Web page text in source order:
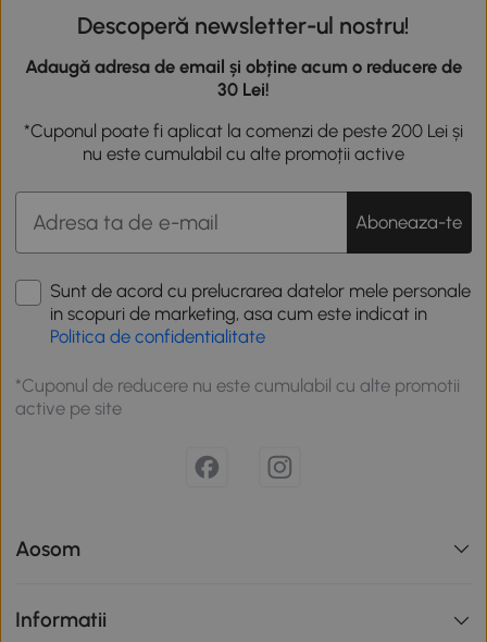
Descoperă newsletter-ul nostru!
Adaugă adresa de email și obține acum o reducere de
30 Lei!
*Cuponul poate fi aplicat la comenzi de peste 200 Lei și
nu este cumulabil cu alte promoții active
Aboneaza-te
Sunt de acord cu prelucrarea datelor mele personale
in scopuri de marketing, asa cum este indicat in
Politica de confidentialitate
*Cuponul de reducere nu este cumulabil cu alte promotii
active pe site
Aosom
Informatii